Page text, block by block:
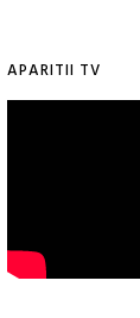
APARITII TV